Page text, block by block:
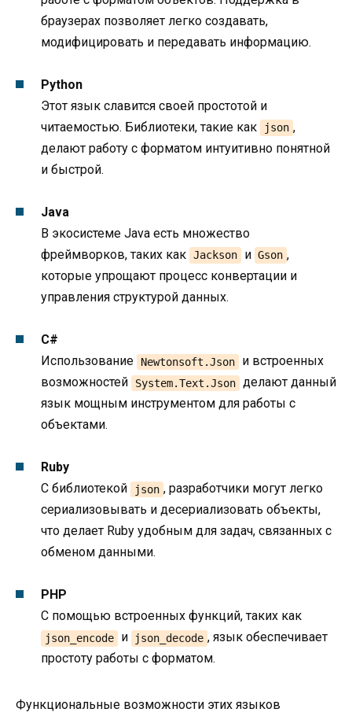
браузерах позволяет легко создавать,
модифицировать и передавать информацию.
Python
Этот язык славится своей простотой и
читаемостью. Библиотеки, такие как
json ,
делают работу с форматом интуитивно понятной
и быстрой.
Java
В экосистеме Java есть множество
фреймворков, таких как Jackson и Gson ,
которые упрощают процесс конвертации и
управления структурой данных.
C#
Использование
Newtonsoft.Json
и встроенных
возможностей
System.Text.Json делают данный
язык мощным инструментом для работы с
объектами.
Ruby
С библиотекой
json , разработчики могут легко
сериализовывать и десериализовать объекты,
что делает Ruby удобным для задач, связанных с
обменом данными.
PHP
С помощью встроенных функций, таких как
json_encode и json_decode , язык обеспечивает
простоту работы с форматом.
Функциональные возможности этих языков